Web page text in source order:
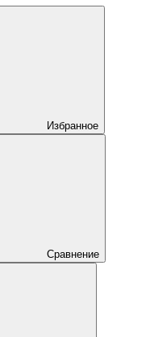
Избранное
Сравнение